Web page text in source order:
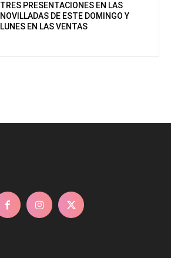
TRES PRESENTACIONES EN LAS
NOVILLADAS DE ESTE DOMINGO Y
LUNES EN LAS VENTAS